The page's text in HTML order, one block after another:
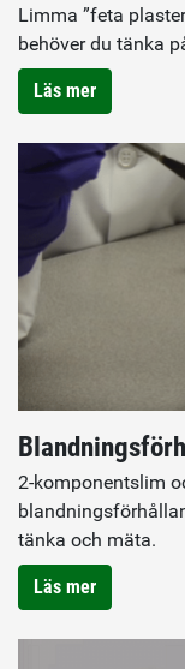
Limma ”feta
behöver du tänka
Läs mer
2-komponentslim
tänka och mäta.
Läs mer